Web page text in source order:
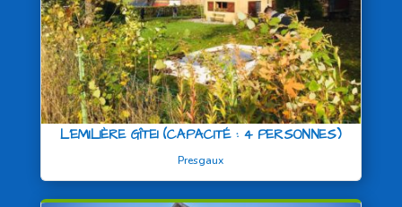
L’EMILIÈRE GÎTE1 (CAPACITÉ : 4 PERSONNES)
Presgaux